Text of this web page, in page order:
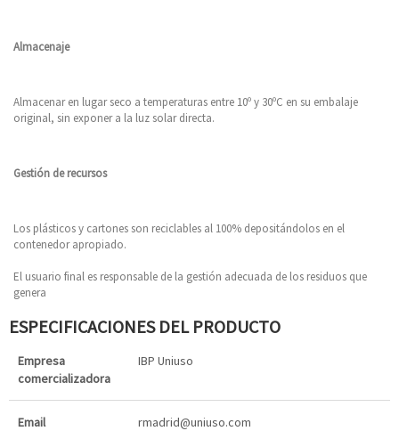
Almacenaje
Almacenar en lugar seco a temperaturas entre 10º y 30ºC en su embalaje
original, sin exponer a la luz solar directa.
Gestión de recursos
Los plásticos y cartones son reciclables al 100% depositándolos en el
contenedor apropiado.
El usuario final es responsable de la gestión adecuada de los residuos que
genera
ESPECIFICACIONES DEL PRODUCTO
Empresa
comercializadora
IBP Uniuso
Email
rmadrid@uniuso.com